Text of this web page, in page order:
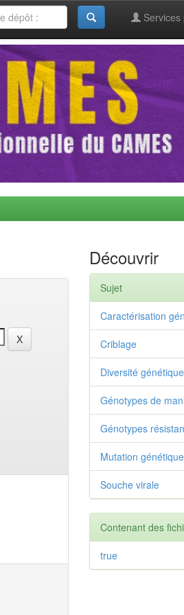
Découvrir
Sujet
Caractérisation
Criblage
Diversité génétique
Génotypes de
Génotypes
Mutation génétique
Souche virale
Contenant des
true